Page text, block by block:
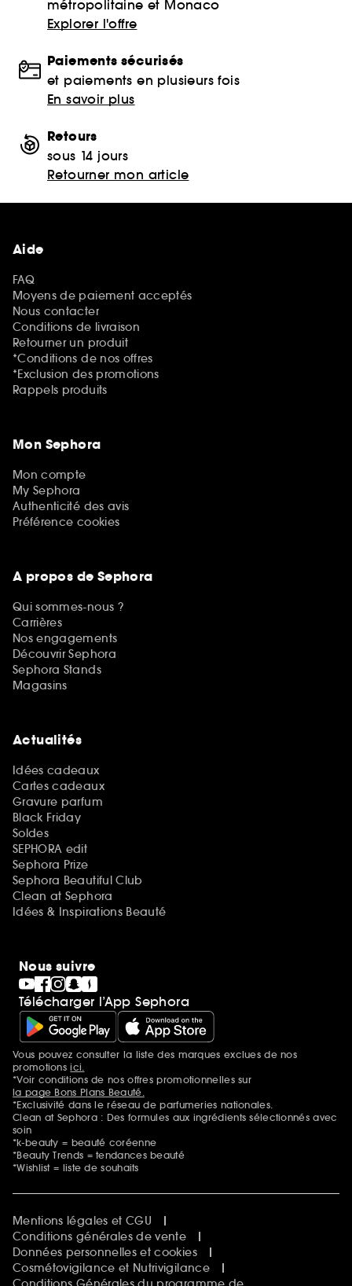
métropolitaine et Monaco
Explorer l'offre
Paiements sécurisés
et paiements en plusieurs fois
En savoir plus
Retours
sous 14 jours
Retourner mon article
Aide
FAQ
Moyens de paiement acceptés
Nous contacter
Conditions de livraison
Retourner un produit
*Conditions de nos offres
*Exclusion des promotions
Rappels produits
Mon Sephora
Mon compte
My Sephora
Authenticité des avis
Préférence cookies
A propos de Sephora
Qui sommes-nous ?
Carrières
Nos engagements
Découvrir Sephora
Sephora Stands
Magasins
Actualités
Idées cadeaux
Cartes cadeaux
Gravure parfum
Black Friday
Soldes
SEPHORA edit
Sephora Prize
Sephora Beautiful Club
Clean at Sephora
Idées & Inspirations Beauté
Nous suivre
Télécharger l’App Sephora
Mentions additionnelles
Vous pouvez consulter la liste des marques exclues de nos
promotionsici.
*Voir conditions de nos offres promotionnelles sur
la page Bons Plans Beauté.
*Exclusivité dans le réseau de parfumeries nationales.
Clean at Sephora : Des formules aux ingrédients sélectionnés avec
soin
*k-beauty = beauté coréenne
*Beauty Trends = tendances beauté
*Wishlist = liste de souhaits
Mentions légales et CGU
Conditions générales de vente
Données personnelles et cookies
Cosmétovigilance et Nutrivigilance